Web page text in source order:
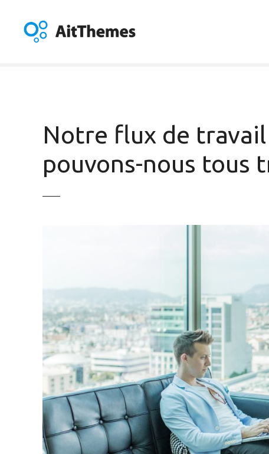
Notre flux de
pouvons-nous tous